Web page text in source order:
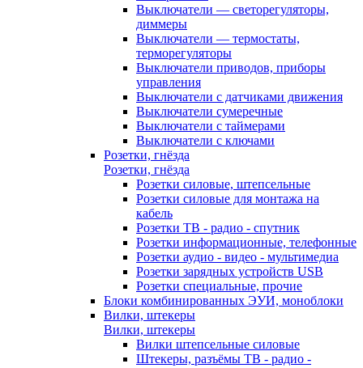
Выключатели — светорегуляторы,
диммеры
Выключатели — термостаты,
терморегуляторы
Выключатели приводов, приборы
управления
Выключатели с датчиками движения
Выключатели сумеречные
Выключатели с таймерами
Выключатели с ключами
Розетки, гнёзда
Розетки, гнёзда
Розетки силовые, штепсельные
Розетки силовые для монтажа на
кабель
Розетки ТВ - радио - спутник
Розетки информационные, телефонные
Розетки аудио - видео - мультимедиа
Розетки зарядных устройств USB
Розетки специальные, прочие
Блоки комбинированных ЭУИ, моноблоки
Вилки, штекеры
Вилки, штекеры
Вилки штепсельные силовые
Штекеры, разъёмы ТВ - радио -